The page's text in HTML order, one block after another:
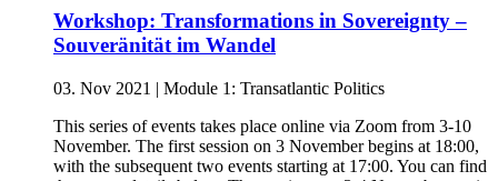
Workshop: Transformations in Sovereignty –
Souveränität im Wandel
03. Nov 2021 | Module 1: Transatlantic Politics
This series of events takes place online via Zoom from 3-10
November. The first session on 3 November begins at 18:00,
with the subsequent two events starting at 17:00. You can find